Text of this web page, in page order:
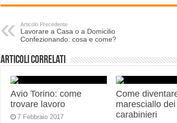
Articolo Precedente
Lavorare a Casa o a Domicilio
Confezionando: cosa e come?
Articoli correlati
Avio Torino: come
trovare lavoro
7 Febbraio 2017
Come
maresciallo dei
carabinieri